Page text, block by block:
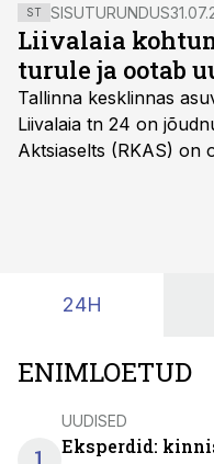
ST SISUTURUNDUS
Liivalaia
turule ja ootab
Tallinna kesklinnas
Liivalaia tn 24 on
Aktsiaselts (RKAS) on
24H
ENIMLOETUD
UUDISED
Eksperdid: